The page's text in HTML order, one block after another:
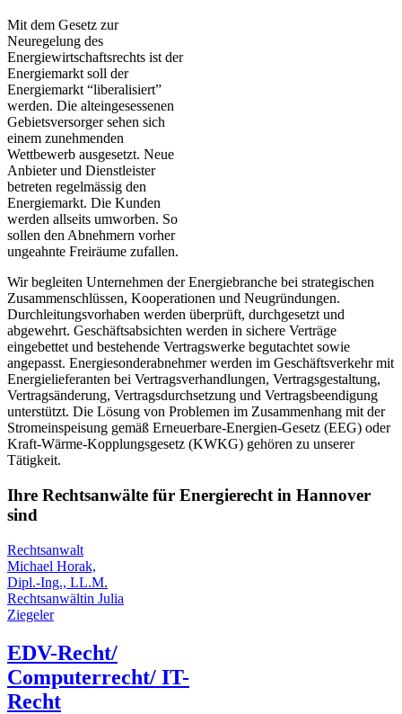
Mit dem Gesetz zur
Neuregelung des
Energiewirtschaftsrechts ist der
Energiemarkt soll der
Energiemarkt “liberalisiert”
werden. Die alteingesessenen
Gebietsversorger sehen sich
einem zunehmenden
Wettbewerb ausgesetzt. Neue
Anbieter und Dienstleister
betreten regelmässig den
Energiemarkt. Die Kunden
werden allseits umworben. So
sollen den Abnehmern vorher
ungeahnte Freiräume zufallen.
Wir begleiten Unternehmen der Energiebranche bei strategischen
Zusammenschlüssen, Kooperationen und Neugründungen.
Durchleitungsvorhaben werden überprüft, durchgesetzt und
abgewehrt. Geschäftsabsichten werden in sichere Verträge
eingebettet und bestehende Vertragswerke begutachtet sowie
angepasst. Energiesonderabnehmer werden im Geschäftsverkehr mit
Energielieferanten bei Vertragsverhandlungen, Vertragsgestaltung,
Vertragsänderung, Vertragsdurchsetzung und Vertragsbeendigung
unterstützt. Die Lösung von Problemen im Zusammenhang mit der
Stromeinspeisung gemäß Erneuerbare-Energien-Gesetz (EEG) oder
Kraft-Wärme-Kopplungsgesetz (KWKG) gehören zu unserer
Tätigkeit.
Ihre Rechtsanwälte für Energierecht in Hannover
sind
Rechtsanwalt
Michael Horak,
Dipl.-Ing., LL.M.
Rechtsanwältin Julia
Ziegeler
EDV-Recht/
Computerrecht/ IT-
Recht